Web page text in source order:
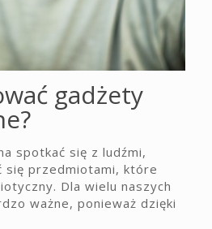
gadżety
spotkać się z ludźmi,
się przedmiotami, które
Dla wielu naszych
ważne, ponieważ dzięki